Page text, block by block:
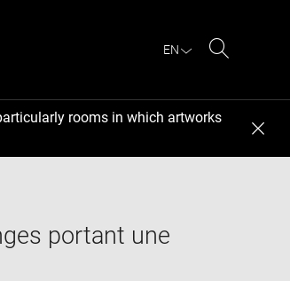
EN
rooms in which artworks
portant une